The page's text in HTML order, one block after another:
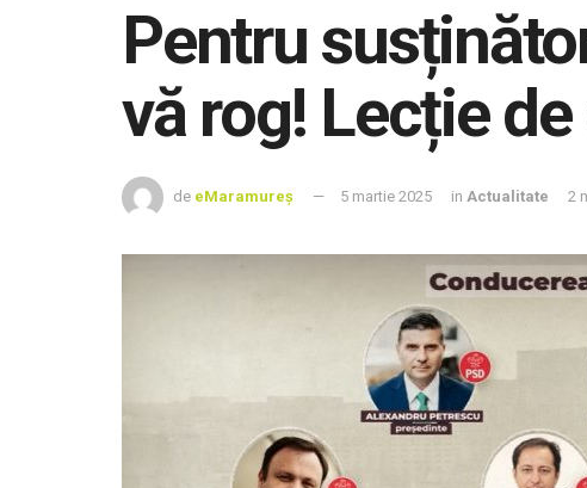
Pentru
vă rog! Lecție
de eMaramureș 5 martie 2025 in Actualitate 2